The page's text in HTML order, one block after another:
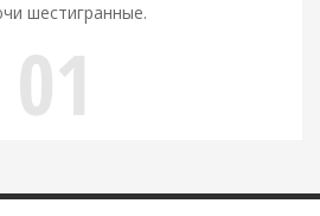
шестигранные.
01